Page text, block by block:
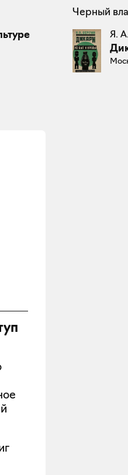
Черный
Я.